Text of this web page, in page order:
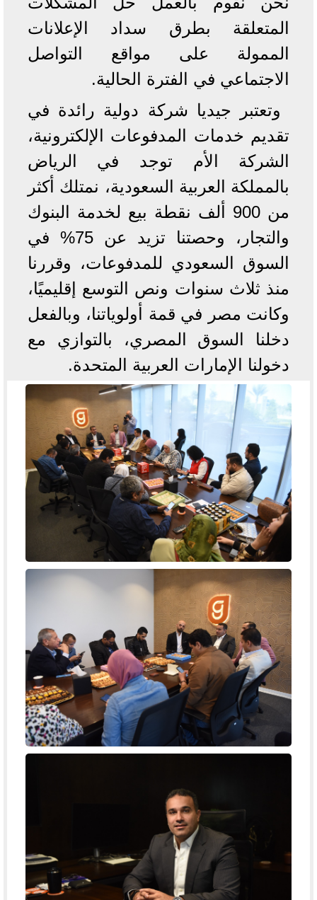
المتعلقة بطرق سداد الإعلانات
الممولة على مواقع التواصل
الاجتماعي في الفترة الحالية.
وتعتبر جيديا شركة دولية رائدة في
تقديم خدمات المدفوعات الإلكترونية،
الشركة الأم توجد في الرياض
بالمملكة العربية السعودية، نمتلك أكثر
من 900 ألف نقطة بيع لخدمة البنوك
والتجار، وحصتنا تزيد عن 75% في
السوق السعودي للمدفوعات، وقررنا
منذ ثلاث سنوات ونص التوسع إقليميًا،
وكانت مصر في قمة أولوياتنا، وبالفعل
دخلنا السوق المصري، بالتوازي مع
دخولنا الإمارات العربية المتحدة.